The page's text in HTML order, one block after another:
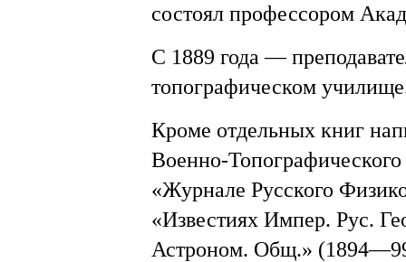
состоял профессором
С 1889 года —
топографическом
Кроме отдельных книг
Военно-
«Журнале Русского
«Известиях Импер. Рус.
Астроном. Общ.»